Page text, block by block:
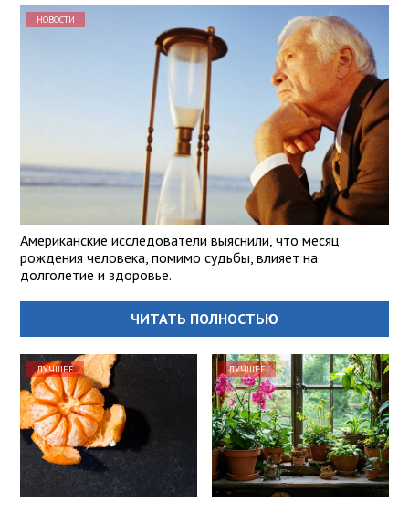
НОВОСТИ
Американские исследователи выяснили, что месяц
рождения человека, помимо судьбы, влияет на
долголетие и здоровье.
ЧИТАТЬ ПОЛНОСТЬЮ
ЛУЧШЕЕ ЛУЧШЕЕ